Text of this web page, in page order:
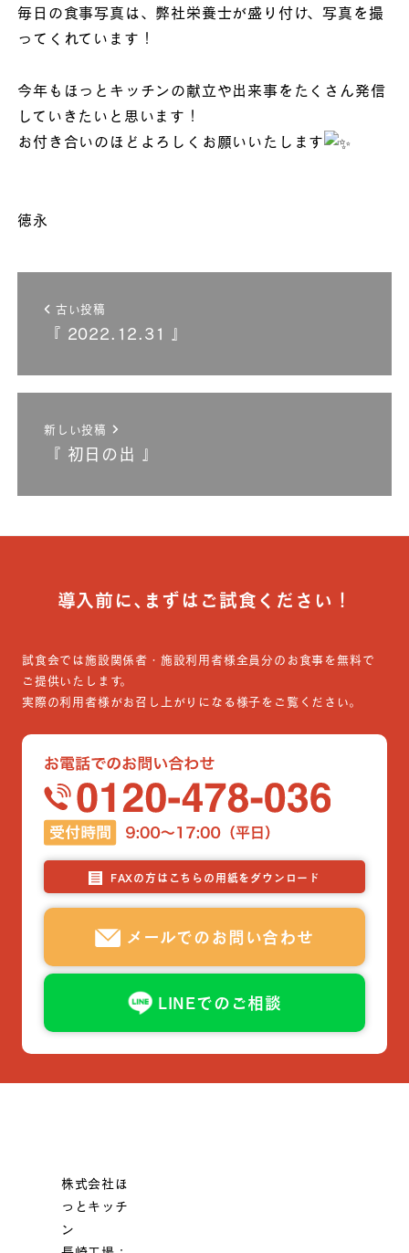
毎日の食事写真は、弊社栄養士が盛り付け、写真を撮
ってくれています！
今年もほっとキッチンの献立や出来事をたくさん発信
していきたいと思います！
お付き合いのほどよろしくお願いいたします
徳永
古い投稿
『 2022.12.31 』
新しい投稿
『 初日の出 』
導入前に､まずはご試食ください！
試食会では施設関係者・施設利用者様全員分のお食事を無料で
ご提供いたします。
実際の利用者様がお召し上がりになる様子をご覧ください。
FAXの方はこちらの用紙をダウンロード
メールでのお問い合わせ
LINEでのご相談
株式会社ほ
っとキッチ
ン